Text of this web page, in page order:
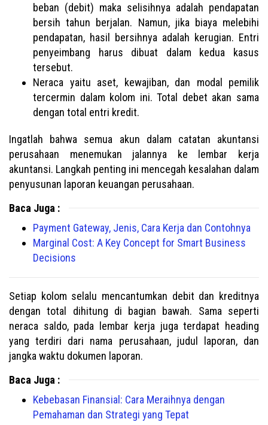
beban (debit) maka selisihnya adalah pendapatan
bersih tahun berjalan. Namun, jika biaya melebihi
pendapatan, hasil bersihnya adalah kerugian. Entri
penyeimbang harus dibuat dalam kedua kasus
tersebut.
Neraca yaitu aset, kewajiban, dan modal pemilik
tercermin dalam kolom ini. Total debet akan sama
dengan total entri kredit.
Ingatlah bahwa semua akun dalam catatan akuntansi
perusahaan menemukan jalannya ke lembar kerja
akuntansi. Langkah penting ini mencegah kesalahan dalam
penyusunan laporan keuangan perusahaan.
Baca Juga :
Payment Gateway, Jenis, Cara Kerja dan Contohnya
Marginal Cost: A Key Concept for Smart Business
Decisions
Setiap kolom selalu mencantumkan debit dan kreditnya
dengan total dihitung di bagian bawah. Sama seperti
neraca saldo, pada lembar kerja juga terdapat heading
yang terdiri dari nama perusahaan, judul laporan, dan
jangka waktu dokumen laporan.
Baca Juga :
Kebebasan Finansial: Cara Meraihnya dengan
Pemahaman dan Strategi yang Tepat